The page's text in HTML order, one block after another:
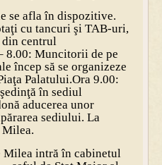
se afla în dispozitive.
cu tancuri şi TAB-uri,
din centrul
8.00: Muncitorii de pe
încep să se organizeze
Palatului.Ora 9.00:
în sediul
aducerea unor
sediului. La
Milea.
intră în cabinetul